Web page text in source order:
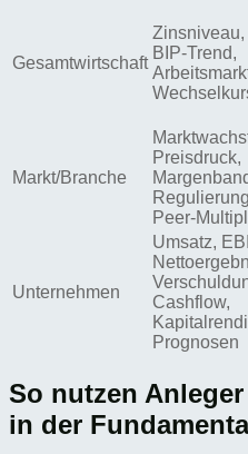
Gesamtwirtschaft
Zinsniveau,
BIP-Trend,
Markt/Branche
Preisdruck,
Peer-
Unternehmen
Umsatz,
Cashflow,
Prognosen
So nutzen
in der